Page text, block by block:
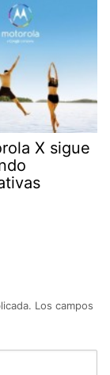
X sigue
Los campos